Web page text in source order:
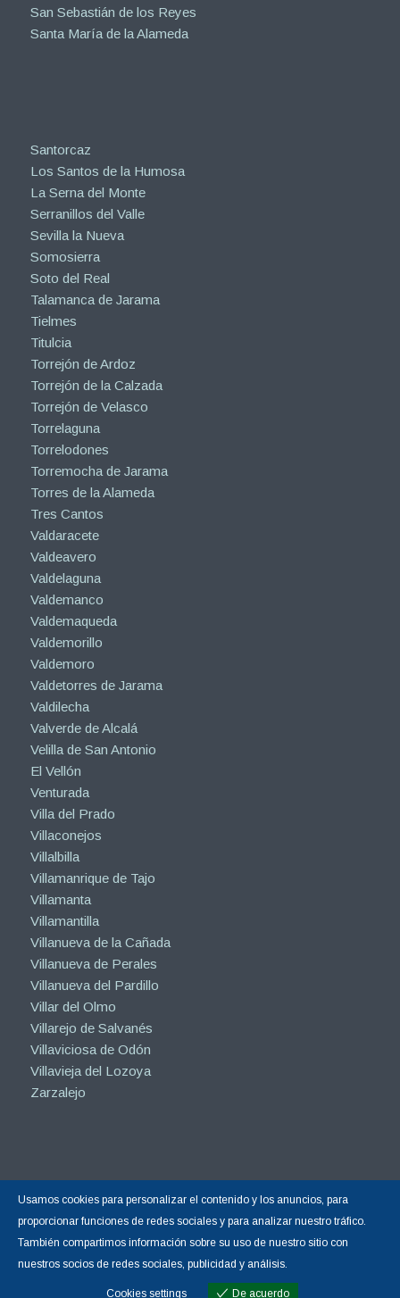
San Sebastián de los Reyes
Santa María de la Alameda
Santorcaz
Los Santos de la Humosa
La Serna del Monte
Serranillos del Valle
Sevilla la Nueva
Somosierra
Soto del Real
Talamanca de Jarama
Tielmes
Titulcia
Torrejón de Ardoz
Torrejón de la Calzada
Torrejón de Velasco
Torrelaguna
Torrelodones
Torremocha de Jarama
Torres de la Alameda
Tres Cantos
Valdaracete
Valdeavero
Valdelaguna
Valdemanco
Valdemaqueda
Valdemorillo
Valdemoro
Valdetorres de Jarama
Valdilecha
Valverde de Alcalá
Velilla de San Antonio
El Vellón
Venturada
Villa del Prado
Villaconejos
Villalbilla
Villamanrique de Tajo
Villamanta
Villamantilla
Villanueva de la Cañada
Villanueva de Perales
Villanueva del Pardillo
Villar del Olmo
Villarejo de Salvanés
Villaviciosa de Odón
Villavieja del Lozoya
Zarzalejo
Usamos cookies para personalizar el contenido y los anuncios, para
proporcionar funciones de redes sociales y para analizar nuestro tráfico.
También compartimos información sobre su uso de nuestro sitio con
nuestros socios de redes sociales, publicidad y análisis.
Cookies settings De acuerdo